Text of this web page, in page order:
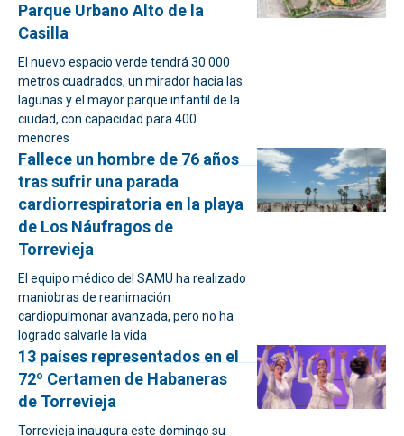
Parque Urbano Alto de la
Casilla
El nuevo espacio verde tendrá 30.000
metros cuadrados, un mirador hacia las
lagunas y el mayor parque infantil de la
ciudad, con capacidad para 400
menores
Fallece un hombre de 76 años
tras sufrir una parada
cardiorrespiratoria en la playa
de Los Náufragos de
Torrevieja
El equipo médico del SAMU ha realizado
maniobras de reanimación
cardiopulmonar avanzada, pero no ha
logrado salvarle la vida
13 países representados en el
72º Certamen de Habaneras
de Torrevieja
Torrevieja inaugura este domingo su